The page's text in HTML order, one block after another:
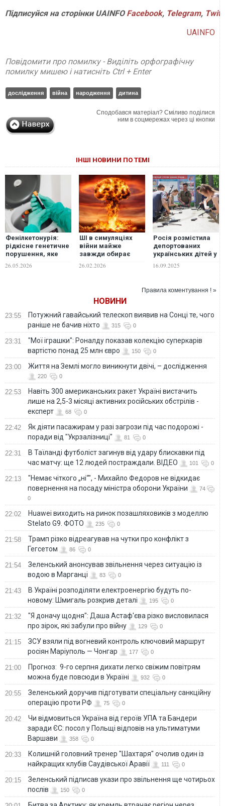
ПідписуйсянасторінкиUAINFO Facebook, Telegram,
UAINFO
Повідомити про помилку - Виділіть орфографічну
помилку мишею і натисніть Ctrl + Enter
дослідження війна народження дитина
Сподобався матеріал? Сміливо поділися
ним в соцмережах через ці кнопки
ІНШІ НОВИНИ ПО ТЕМІ
Фенілкетонурія:
рідкісне генетичне
порушення, яке
важливо виявити з
народження
26.05.2026
ШІ в симуляціях
війни майже
завжди обирає
ядерний удар, –
дослідження
26.02.2026
Росія розмістила
депортованих
українських дітей у
щонайменше 210
установах для
16.09.2025
Правила коментування ! »
НОВИНИ
23:55
Потужний гавайський телескоп виявив на Сонці те, чого
раніше не бачив ніхто
315 0
23:31
"Мої іграшки": Роналду показав колекцію суперкарів
вартістю понад 25 млн євро
150 0
23:00 Життя на Землі могло виникнути двічі, – дослідження
220 0
22:53
Навіть 300 американських ракет Україні вистачить
лише на 2,5-3 місяці активних російських обстрілів -
експерт
68 0
22:42
Як діяти пасажирам у разі загрози під час подорожі -
поради від "Укрзалізниці"
81 0
22:31
В Таїланді футболіст загинув від удару блискавки під
час матчу: ще 12 людей постраждали. ВІДЕО
101 0
22:13
"Немає чіткого „ні“", - Михайло Федоров не відкидає
повернення на посаду міністра оборони України
74
0
22:02
Huawei виходить на ринок позашляховиків з моделлю
Stelato G9. ФОТО
235 0
21:58
Трамп різко відреагував на чутки про конфлікт з
Гегсетом
86 0
21:54
Зеленський анонсував звільнення через ситуацію із
водою в Марганці
83 0
21:43
В Україні розподіляти електроенергію будуть по-
новому: Шмигаль розкрив деталі
195 0
21:32
"Я доначу щодня": Даша Астаф'єва різко висловилася
про зірок, які забули про війну
129 0
21:15
ЗСУ взяли під вогневий контроль ключовий маршрут
росіян Маріуполь — Чонгар
177 0
21:00
Прогноз: 9-го серпня дихати легко свіжим повітрям
можна буде повсюди в Україні
932 0
20:55
Зеленський доручив підготувати спеціальну санкційну
операцію проти РФ
75 0
20:42
Чи відмовиться Україна від героїв УПА та Бандери
заради ЄС: посол у Польщі відповів на ультиматуми
Варшави
358 0
20:33
Колишній головний тренер "Шахтаря" очолив один із
найкращих клубів Саудівської Аравії
111 0
20:15
Зеленський підписав укази про звільнення ще чотирьох
послів
150 0